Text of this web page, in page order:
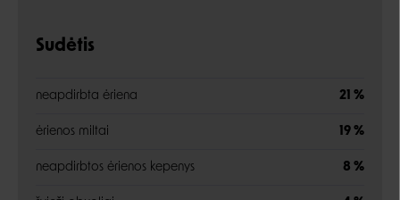
Sudėtis
neapdirbta ėriena 21 %
ėrienos miltai 19 %
neapdirbtos ėrienos kepenys 8 %